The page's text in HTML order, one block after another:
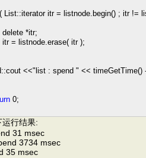
( List::iterator itr = listnode.begin() ; itr !=
*itr;
= listnode.erase( itr );
<<" list : spend " << timeGetTime()
0;
运行结果:
31 msec
3734 msec
35 msec